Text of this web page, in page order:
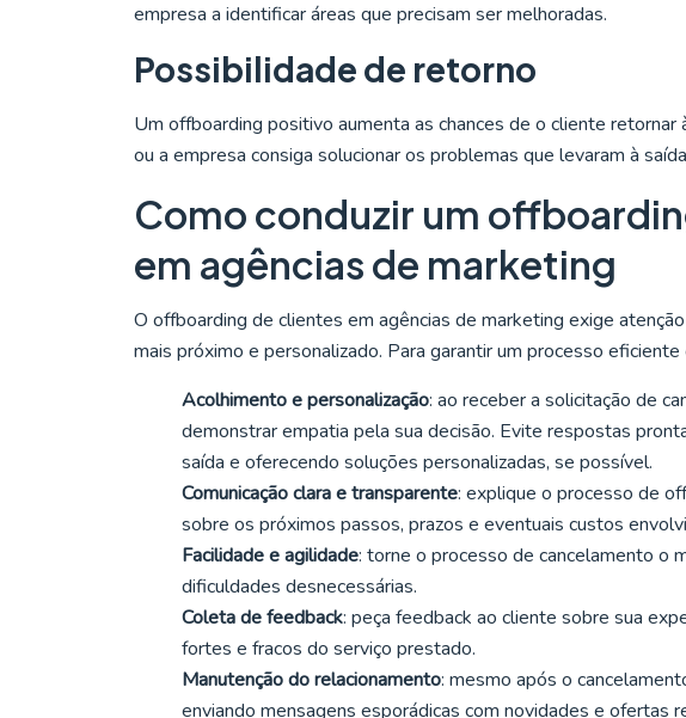
empresa a identificar áreas que precisam ser melhoradas.
Possibilidade de retorno
Um offboarding positivo aumenta as chances de o cliente
ou a empresa consiga solucionar os problemas que levaram à
Como conduzir um
em agências de marketing
O offboarding de clientes em agências de marketing exige
mais próximo e personalizado. Para garantir um processo
Acolhimento e personalização: ao receber a solicitação de
demonstrar empatia pela sua decisão. Evite respostas
saída e oferecendo soluções personalizadas, se possível.
Comunicação clara e transparente: explique o processo de
sobre os próximos passos, prazos e eventuais custos
Facilidade e agilidade: torne o processo de cancelamento o
dificuldades desnecessárias.
Coleta de feedback: peça feedback ao cliente sobre sua
fortes e fracos do serviço prestado.
Manutenção do relacionamento: mesmo após o
enviando mensagens esporádicas com novidades e ofertas